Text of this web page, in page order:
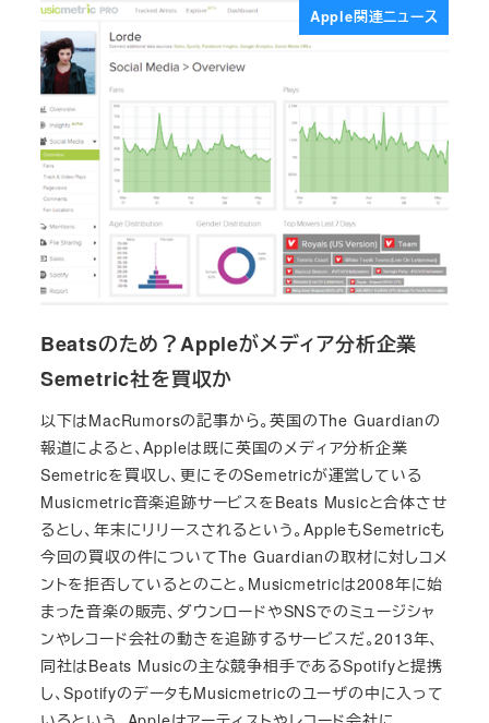
Apple関連ニュース
Beatsのため？Appleがメディア分析企業
Semetric社を買収か
以下はMacRumorsの記事から。英国のThe Guardianの
報道によると、Appleは既に英国のメディア分析企業
Semetricを買収し、更にそのSemetricが運営している
Musicmetric音楽追跡サービスをBeats Musicと合体させ
るとし、年末にリリースされるという。AppleもSemetricも
今回の買収の件についてThe Guardianの取材に対しコメ
ントを拒否しているとのこと。Musicmetricは2008年に始
まった音楽の販売、ダウンロードやSNSでのミュージシャ
ンやレコード会社の動きを追跡するサービスだ。2013年、
同社はBeats Musicの主な競争相手であるSpotifyと提携
し、SpotifyのデータもMusicmetricのユーザの中に入って